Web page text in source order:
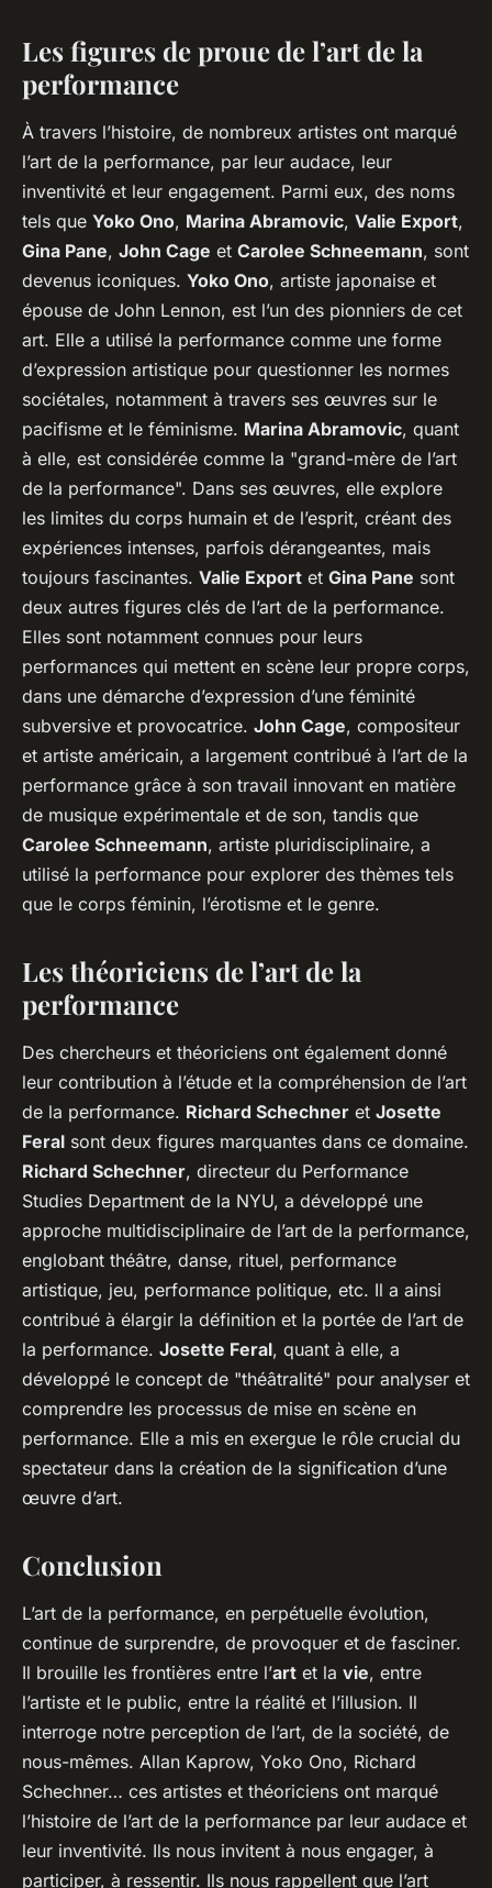
Les figures de proue de l’art de la
performance
À travers l’histoire, de nombreux artistes ont marqué
l’art de la performance, par leur audace, leur
inventivité et leur engagement. Parmi eux, des noms
tels que Yoko Ono, Marina Abramovic, Valie Export,
Gina Pane, John Cage et Carolee Schneemann, sont
devenus iconiques. Yoko Ono, artiste japonaise et
épouse de John Lennon, est l’un des pionniers de cet
art. Elle a utilisé la performance comme une forme
d’expression artistique pour questionner les normes
sociétales, notamment à travers ses œuvres sur le
pacifisme et le féminisme. Marina Abramovic, quant
à elle, est considérée comme la "grand-mère de l’art
de la performance". Dans ses œuvres, elle explore
les limites du corps humain et de l’esprit, créant des
expériences intenses, parfois dérangeantes, mais
toujours fascinantes. Valie Export et Gina Pane sont
deux autres figures clés de l’art de la performance.
Elles sont notamment connues pour leurs
performances qui mettent en scène leur propre corps,
dans une démarche d’expression d’une féminité
subversive et provocatrice. John Cage, compositeur
et artiste américain, a largement contribué à l’art de la
performance grâce à son travail innovant en matière
de musique expérimentale et de son, tandis que
Carolee Schneemann, artiste pluridisciplinaire, a
utilisé la performance pour explorer des thèmes tels
que le corps féminin, l’érotisme et le genre.
Les théoriciens de l’art de la
performance
Des chercheurs et théoriciens ont également donné
leur contribution à l’étude et la compréhension de l’art
de la performance. Richard Schechner et Josette
Feral sont deux figures marquantes dans ce domaine.
Richard Schechner, directeur du Performance
Studies Department de la NYU, a développé une
approche multidisciplinaire de l’art de la performance,
englobant théâtre, danse, rituel, performance
artistique, jeu, performance politique, etc. Il a ainsi
contribué à élargir la définition et la portée de l’art de
la performance. Josette Feral, quant à elle, a
développé le concept de "théâtralité" pour analyser et
comprendre les processus de mise en scène en
performance. Elle a mis en exergue le rôle crucial du
spectateur dans la création de la signification d’une
œuvre d’art.
Conclusion
L’art de la performance, en perpétuelle évolution,
continue de surprendre, de provoquer et de fasciner.
Il brouille les frontières entre l’art et la vie, entre
l’artiste et le public, entre la réalité et l’illusion. Il
interroge notre perception de l’art, de la société, de
nous-mêmes. Allan Kaprow, Yoko Ono, Richard
Schechner… ces artistes et théoriciens ont marqué
l’histoire de l’art de la performance par leur audace et
leur inventivité. Ils nous invitent à nous engager, à
participer, à ressentir. Ils nous rappellent que l’art